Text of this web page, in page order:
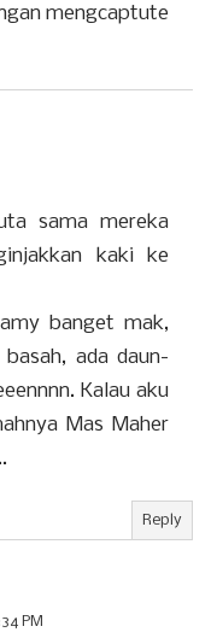
mengcaptute
sama mereka
kaki ke
banget mak,
ada daun-
Kalau aku
Mas Maher
Reply
PM